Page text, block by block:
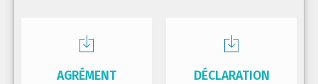
AGRÉMENT
DÉCLARATION